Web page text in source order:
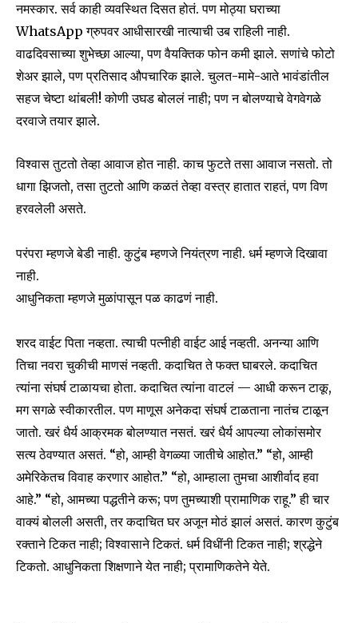
नमस्कार. सर्व काही व्यवस्थित दिसत होतं. पण मोठ्या घराच्या
WhatsApp ग्रुपवर आधीसारखी नात्याची उब राहिली नाही.
वाढदिवसाच्या शुभेच्छा आल्या, पण वैयक्तिक फोन कमी झाले. सणांचे फोटो
शेअर झाले, पण प्रतिसाद औपचारिक झाले. चुलत-मामे-आते भावंडांतील
सहज चेष्टा थांबली! कोणी उघड बोललं नाही; पण न बोलण्याचे वेगवेगळे
दरवाजे तयार झाले.
विश्वास तुटतो तेव्हा आवाज होत नाही. काच फुटते तसा आवाज नसतो. तो
धागा झिजतो, तसा तुटतो आणि कळतं तेव्हा वस्त्र हातात राहतं, पण विण
हरवलेली असते.
परंपरा म्हणजे बेडी नाही. कुटुंब म्हणजे नियंत्रण नाही. धर्म म्हणजे दिखावा
नाही.
आधुनिकता म्हणजे मुळांपासून पळ काढणं नाही.
शरद वाईट पिता नव्हता. त्याची पत्नीही वाईट आई नव्हती. अनन्या आणि
तिचा नवरा चुकीची माणसं नव्हती. कदाचित ते फक्त घाबरले. कदाचित
त्यांना संघर्ष टाळायचा होता. कदाचित त्यांना वाटलं — आधी करून टाकू,
मग सगळे स्वीकारतील. पण माणूस अनेकदा संघर्ष टाळताना नातंच टाळून
जातो. खरं धैर्य आक्रमक बोलण्यात नसतं. खरं धैर्य आपल्या लोकांसमोर
सत्य ठेवण्यात असतं. “हो, आम्ही वेगळ्या जातीचे आहोत.” “हो, आम्ही
अमेरिकेतच विवाह करणार आहोत.” “हो, आम्हाला तुमचा आशीर्वाद हवा
आहे.” “हो, आमच्या पद्धतीने करू; पण तुमच्याशी प्रामाणिक राहू.” ही चार
वाक्यं बोलली असती, तर कदाचित घर अजून मोठं झालं असतं. कारण कुटुंब
रक्ताने टिकत नाही; विश्वासाने टिकतं. धर्म विधींनी टिकत नाही; श्रद्धेने
टिकतो. आधुनिकता शिक्षणाने येत नाही; प्रामाणिकतेने येते.